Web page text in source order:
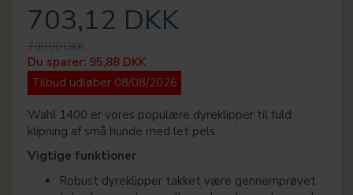
703,12 DKK
799,00 DKK
Du sparer: 95,88 DKK
Tilbud udløber 08/08/2026
Wahl 1400 er vores populære dyreklipper til fuld
klipning af små hunde med let pels.
Vigtige funktioner
Robust dyreklipper takket være gennemprøvet